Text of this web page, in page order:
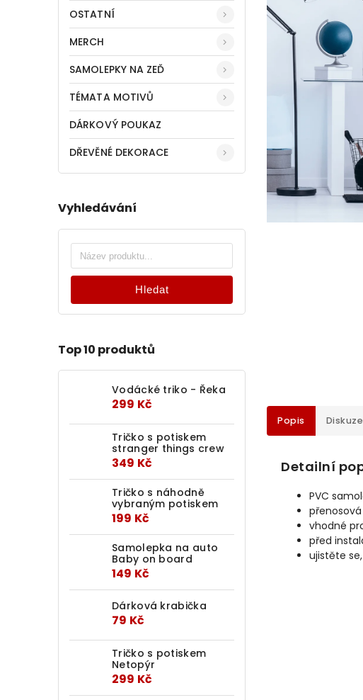
OSTATNÍ
MERCH
SAMOLEPKY NA ZEĎ
TÉMATA MOTIVŮ
DÁRKOVÝ POUKAZ
DŘEVĚNÉ DEKORACE
Vyhledávání
Hledat
Top 10 produktů
Vodácké triko - Řeka
299 Kč
Tričko s potiskem
stranger things crew
349 Kč
Tričko s náhodně
vybraným potiskem
199 Kč
Samolepka na auto
Baby on board
149 Kč
Dárková krabička
79 Kč
Tričko s potiskem
Netopýr
299 Kč
Popis Diskuze
Detailní
PVC
vhodné
před
ujistěte